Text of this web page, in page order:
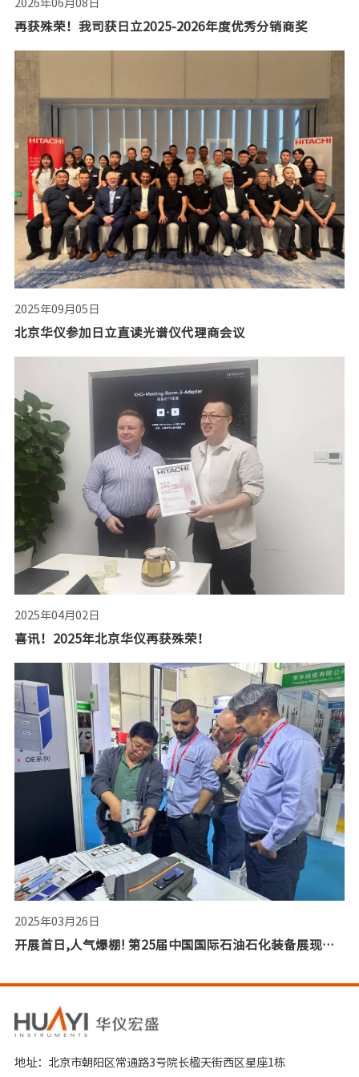
2026年06月08日
再获殊荣！我司获日立2025-2026年度优秀分销商奖
2025年09月05日
北京华仪参加日立直读光谱仪代理商会议
2025年04月02日
喜讯！2025年北京华仪再获殊荣！
2025年03月26日
开展首日,人气爆棚! 第25届中国国际石油石化装备展现场直击！
地址：北京市朝阳区常通路3号院长楹天街西区星座1栋